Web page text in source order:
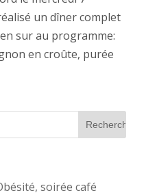
un dîner complet
sur au programme:
en croûte, purée
soirée café